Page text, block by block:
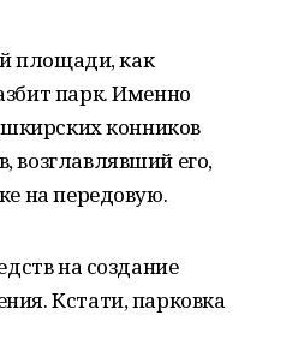
площади, как
парк. Именно
конников
его,
на передовую.
на создание
Кстати, парковка